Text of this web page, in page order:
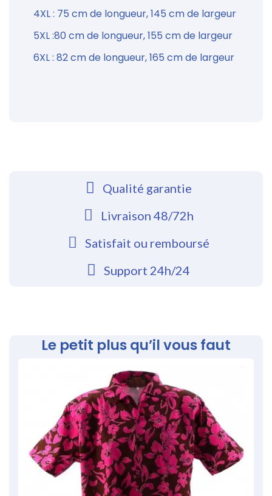
4XL : 75 cm de longueur, 145 cm de largeur
5XL :80 cm de longueur, 155 cm de largeur
6XL : 82 cm de longueur, 165 cm de largeur
Qualité garantie
Livraison 48/72h
Satisfait ou remboursé
Support 24h/24
Le petit plus qu’il vous faut